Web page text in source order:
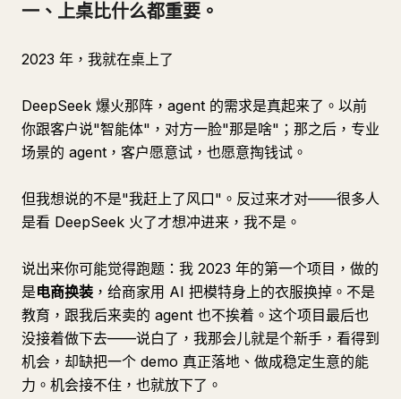
一、上桌比什么都重要。
2023 年，我就在桌上了
DeepSeek 爆火那阵，agent 的需求是真起来了。以前
你跟客户说"智能体"，对方一脸"那是啥"；那之后，专业
场景的 agent，客户愿意试，也愿意掏钱试。
但我想说的不是"我赶上了风口"。反过来才对——很多人
是看 DeepSeek 火了才想冲进来，我不是。
说出来你可能觉得跑题：我 2023 年的第一个项目，做的
是电商换装 ，给商家用 AI 把模特身上的衣服换掉。不是
教育，跟我后来卖的 agent 也不挨着。这个项目最后也
没接着做下去——说白了，我那会儿就是个新手，看得到
机会，却缺把一个 demo 真正落地、做成稳定生意的能
力。机会接不住，也就放下了。